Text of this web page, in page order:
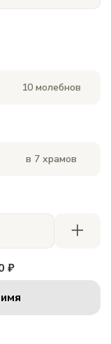
10 молебнов
в 7 храмов
+
₽